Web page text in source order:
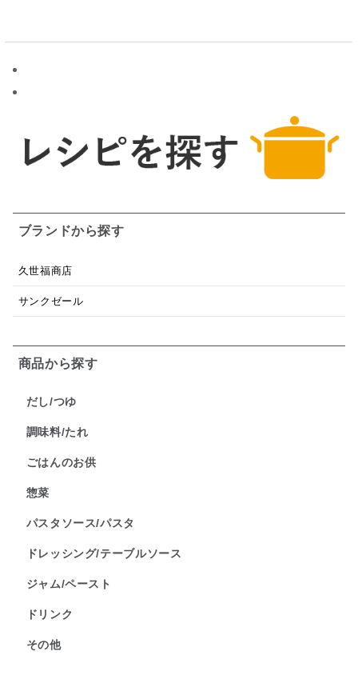
ブランドから探す
久世福商店
サンクゼール
商品から探す
だし/つゆ
調味料/たれ
ごはんのお供
惣菜
パスタソース/パスタ
ドレッシング/テーブルソース
ジャム/ペースト
ドリンク
その他